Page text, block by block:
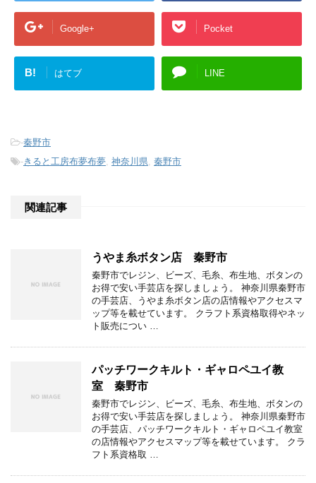
Google+ Pocket
B! はてブ LINE
-秦野市
-きると工房布夢布夢 神奈川県 秦野市
関連記事
うやま糸ボタン店 秦野市
秦野市でレジン、ビーズ、毛糸、布生地、ボタンの
お得で安い手芸店を探しましょう。 神奈川県秦野市
の手芸店、うやま糸ボタン店の店情報やアクセスマ
ップ等を載せています。 クラフト系資格取得やネッ
ト販売につい …
パッチワークキルト・ギャロペユイ教
室 秦野市
秦野市でレジン、ビーズ、毛糸、布生地、ボタンの
お得で安い手芸店を探しましょう。 神奈川県秦野市
の手芸店、パッチワークキルト・ギャロペユイ教室
の店情報やアクセスマップ等を載せています。 クラ
フト系資格取 …